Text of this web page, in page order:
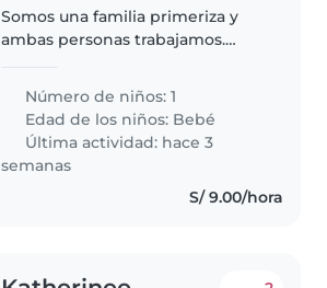
Somos una familia primeriza y
ambas personas trabajamos.
ayude.
Número de niños: 1
Edad de los niños: Bebé
Última actividad: hace 3
semanas
S/ 9.00/hora